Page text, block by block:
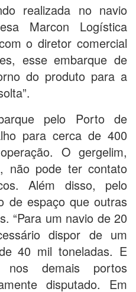
realizada no navio
Marcon Logística
o diretor comercial
esse embarque de
do produto para a
pelo Porto de
para cerca de 400
O gergelim,
não pode ter contato
Além disso, pelo
de espaço que outras
“Para um navio de 20
dispor de um
40 mil toneladas. E
demais portos
disputado. Em